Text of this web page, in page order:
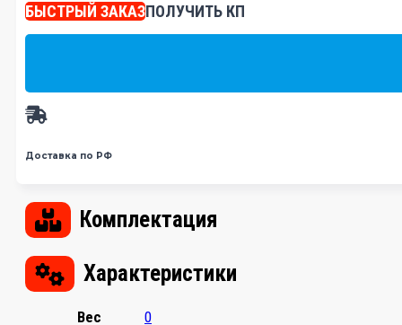
БЫСТРЫЙ ЗАКАЗПОЛУЧИТЬ КП
Доставка по РФ
Комплектация
Характеристики
Вес 0